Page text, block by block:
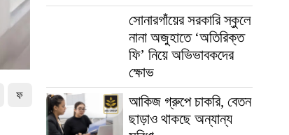
ফ
সোনারগাঁয়ের সরকারি স্কুলে
নানা অজুহাতে ‘অতিরিক্ত
ফি’ নিয়ে অভিভাবকদের
ক্ষোভ
আকিজ গ্রুপে চাকরি, বেতন
ছাড়াও থাকছে অন্যান্য